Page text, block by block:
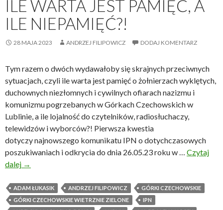
ILE WARTA JEST PAMIĘĆ, A
ILE NIEPAMIĘĆ?!
28 MAJA 2023 ANDRZEJ FILIPOWICZ DODAJ KOMENTARZ
Tym razem o dwóch wydawałoby się skrajnych przeciwnych
sytuacjach, czyli ile warta jest pamięć o żołnierzach wyklętych,
duchownych niezłomnych i cywilnych ofiarach nazizmu i
komunizmu pogrzebanych w Górkach Czechowskich w
Lublinie, a ile lojalność do czytelników, radiosłuchaczy,
telewidzów i wyborców?! Pierwsza kwestia
dotyczy najnowszego komunikatu IPN o dotychczasowych
poszukiwaniach i odkrycia do dnia 26.05.23 roku w … Czytaj
dalej I
e
w
→
ADAM ŁUKASIK ANDRZEJ FILIPOWICZ
GÓRKI CZECHOWSKIE
GÓRKI CZECHOWSKIE WIETRZNIE ZIELONE
IPN